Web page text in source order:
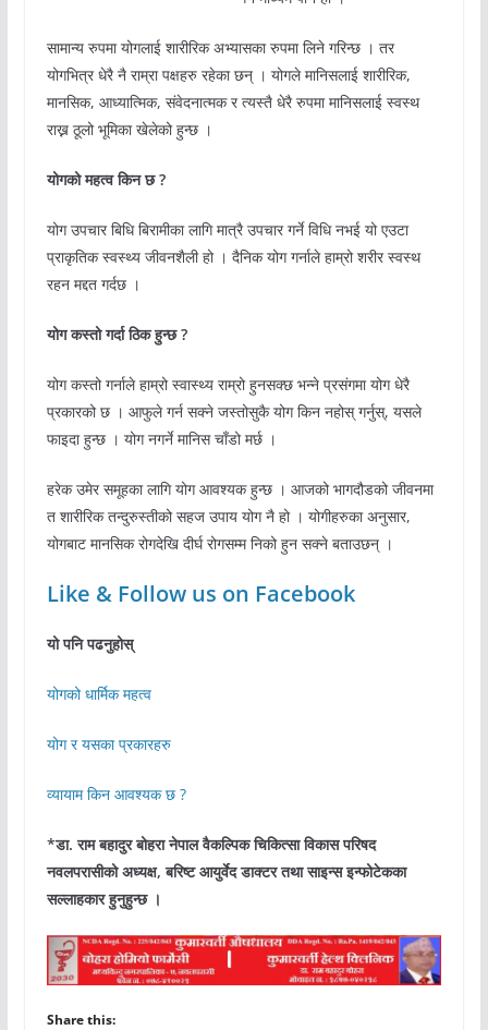
सामान्य रुपमा योगलाई शारीरिक अभ्यासका रुपमा लिने गरिन्छ । तर
योगभित्र धेरै नै राम्रा पक्षहरु रहेका छन् । योगले मानिसलाई शारीरिक,
मानसिक, आध्यात्मिक, संवेदनात्मक र त्यस्तै धेरै रुपमा मानिसलाई स्वस्थ
राख्न ठूलो भूमिका खेलेको हुन्छ ।
योगको महत्व किन छ ?
योग उपचार बिधि बिरामीका लागि मात्रै उपचार गर्ने विधि नभई यो एउटा
प्राकृतिक स्वस्थ्य जीवनशैली हो । दैनिक योग गर्नाले हाम्रो शरीर स्वस्थ
रहन मद्दत गर्दछ ।
योग कस्तो गर्दा ठिक हुन्छ ?
योग कस्तो गर्नाले हाम्रो स्वास्थ्य राम्रो हुनसक्छ भन्ने प्रसंगमा योग धेरै
प्रकारको छ । आफुले गर्न सक्ने जस्तोसुकै योग किन नहोस् गर्नुस्, यसले
फाइदा हुन्छ । योग नगर्ने मानिस चाँडो मर्छ ।
हरेक उमेर समूहका लागि योग आवश्यक हुन्छ । आजको भागदौडको जीवनमा
त शारीरिक तन्दुरुस्तीको सहज उपाय योग नै हो । योगीहरुका अनुसार,
योगबाट मानसिक रोगदेखि दीर्घ रोगसम्म निको हुन सक्ने बताउछन् ।
Like & Follow us on Facebook
यो पनि पढनुहोस्
योगको धार्मिक महत्व
योग र यसका प्रकारहरु
व्यायाम किन आवश्यक छ ?
*डा. राम बहादुर बोहरा नेपाल वैकल्पिक चिकित्सा विकास परिषद
नवलपरासीको अध्यक्ष, बरिष्ट आयुर्वेद डाक्टर तथा साइन्स इन्फोटेकका
सल्लाहकार हुनुहुन्छ ।
Share this: